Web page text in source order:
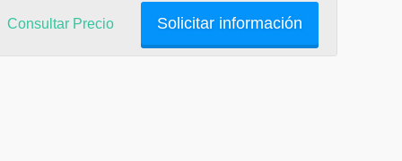
Solicitar información
Consultar Precio